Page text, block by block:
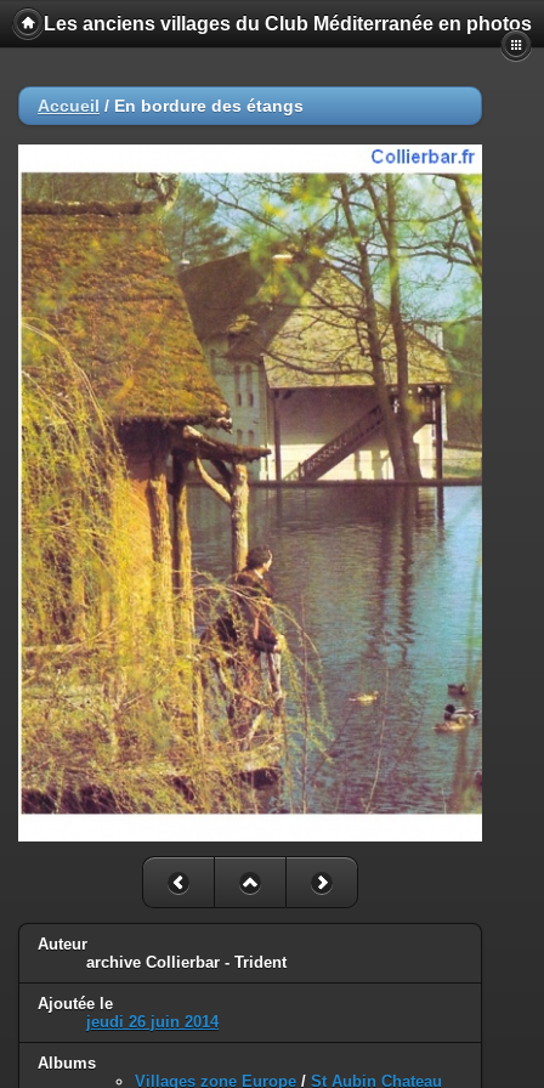
Les anciens villages du Club Méditerranée en photos
Accueil / En bordure des étangs
Auteur
archive Collierbar - Trident
Ajoutée le
jeudi 26 juin 2014
Albums
Villages zone Europe / St Aubin Chateau